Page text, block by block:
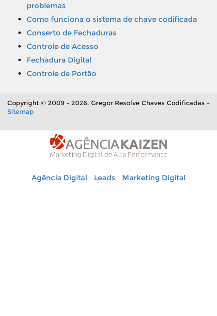
problemas
Como funciona o sistema de chave codificada
Conserto de Fechaduras
Controle de Acesso
Fechadura Digital
Controle de Portão
Copyright © 2009 - 2026. Gregor Resolve Chaves Codificadas -
Sitemap
Agência Digital Leads Marketing Digital